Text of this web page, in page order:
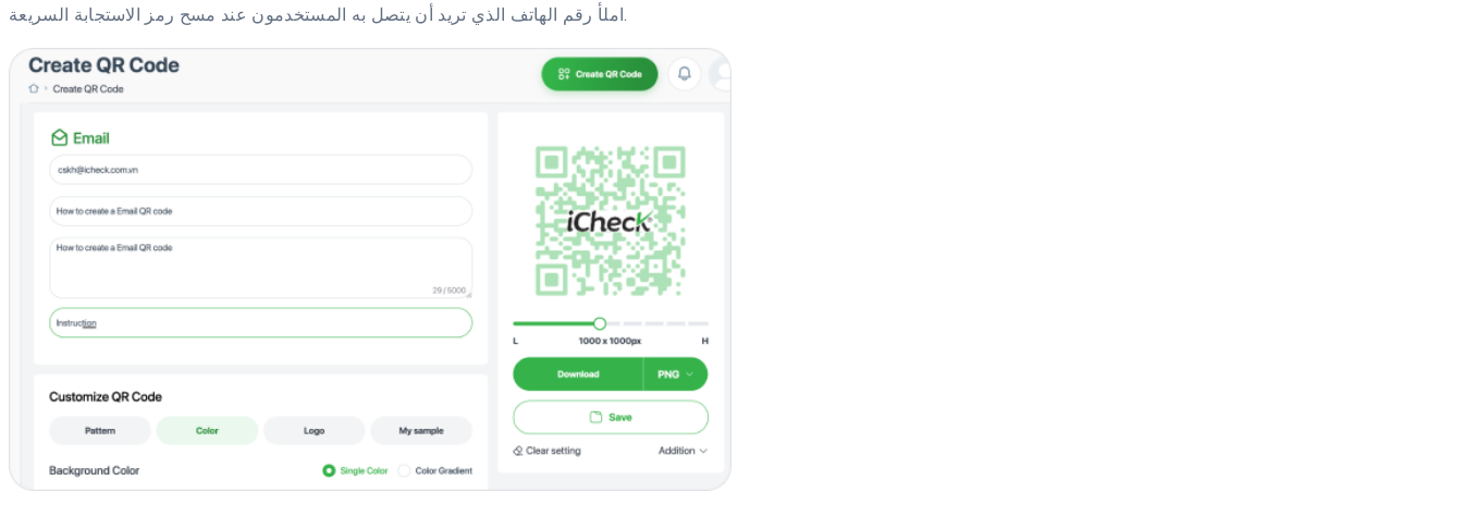
املأ رقم الهاتف الذي تريد أن يتصل به المستخدمون عند مسح رمز الاستجابة السريعة.